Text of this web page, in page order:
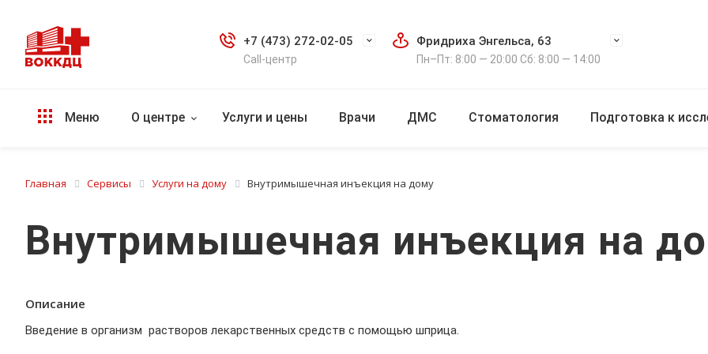
+7 (473) 272-02-05
Call-центр
Фридриха Энгельса, 63
Пн–Пт: 8:00 — 20:00 Сб: 8:00 — 14:00
Меню О центре Услуги и цены Врачи ДМС Стоматология Подготовка к
Главная Сервисы Услуги на дому Внутримышечная инъекция на дому
Внутримышечная инъекция на
Описание
Введение в организм растворов лекарственных средств с помощью шприца.